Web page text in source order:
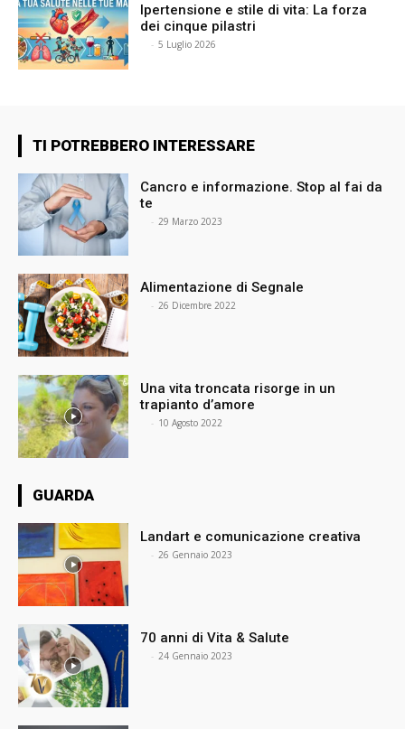
Ipertensione e stile di vita: La forza
dei cinque pilastri
- 5 Luglio 2026
TI POTREBBERO INTERESSARE
Cancro e informazione. Stop al fai da
te
- 29 Marzo 2023
Alimentazione di Segnale
- 26 Dicembre 2022
Una vita troncata risorge in un
trapianto d’amore
- 10 Agosto 2022
GUARDA
Landart e comunicazione creativa
- 26 Gennaio 2023
70 anni di Vita & Salute
- 24 Gennaio 2023